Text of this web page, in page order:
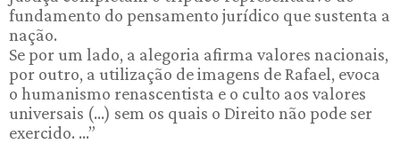
fundamento do pensamento jurídico que sustenta a
nação.
Se por um lado, a alegoria afirma valores nacionais,
por outro, a utilização de imagens de Rafael, evoca
o humanismo renascentista e o culto aos valores
universais (...) sem os quais o Direito não pode ser
exercido. ...”